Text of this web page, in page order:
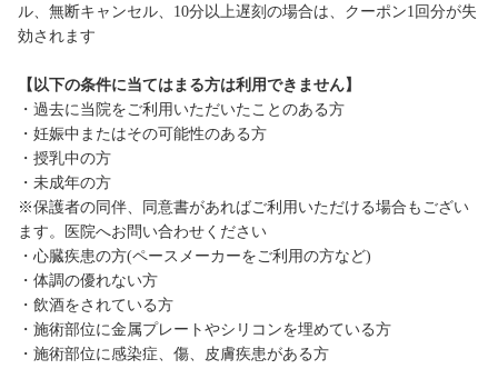
ル、無断キャンセル、10分以上遅刻の場合は、クーポン1回分が失
効されます
【以下の条件に当てはまる方は利用できません】
・過去に当院をご利用いただいたことのある方
・妊娠中またはその可能性のある方
・授乳中の方
・未成年の方
※保護者の同伴、同意書があればご利用いただける場合もござい
ます。医院へお問い合わせください
・心臓疾患の方(ペースメーカーをご利用の方など)
・体調の優れない方
・飲酒をされている方
・施術部位に金属プレートやシリコンを埋めている方
・施術部位に感染症、傷、皮膚疾患がある方